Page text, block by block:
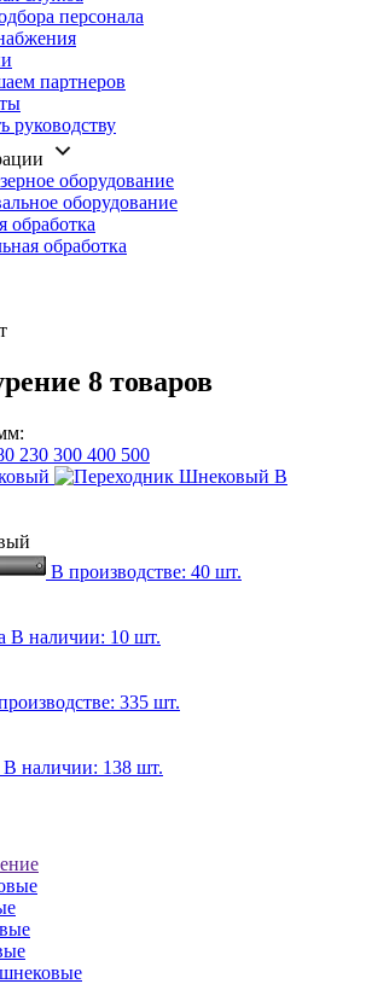
персонала
партнеров
руководству
оборудование
оборудование
обработка
обработка
8 товаров
230 300 400 500
В
В производстве: 40 шт.
В наличии: 10 шт.
335 шт.
В наличии: 138 шт.